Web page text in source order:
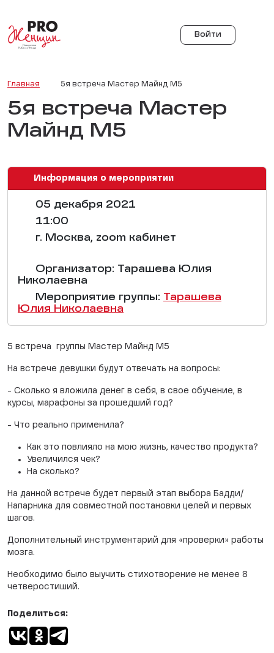
Войти
Главная 5я встреча Мастер Майнд М5
5я встреча Мастер
Майнд М5
Информация о мероприятии
05 декабря 2021
11:00
г. Москва, zoom кабинет
Организатор: Тарашева Юлия
Николаевна
Мероприятие группы:
Тарашева
Юлия Николаевна
5 встреча группы Мастер Майнд М5
На встрече девушки будут отвечать на вопросы:
- Сколько я вложила денег в себя, в свое обучение, в
курсы, марафоны за прошедший год?
- Что реально применила?
Как это повлияло на мою жизнь, качество продукта?
Увеличился чек?
На сколько?
На данной встрече будет первый этап выбора Бадди/
Напарника для совместной постановки целей и первых
шагов.
Дополнительный инструментарий для «проверки» работы
мозга.
Необходимо было выучить стихотворение не менее 8
четверостиший.
Поделиться: